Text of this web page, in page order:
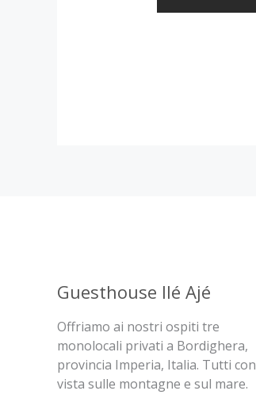
Guesthouse Ilé Ajé
Offriamo ai nostri ospiti tre
monolocali privati a Bordighera,
provincia Imperia, Italia. Tutti con
vista sulle montagne e sul mare.